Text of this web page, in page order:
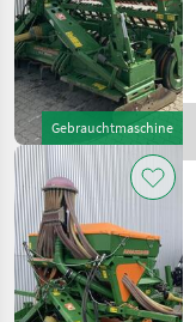
Gebrauchtmaschine